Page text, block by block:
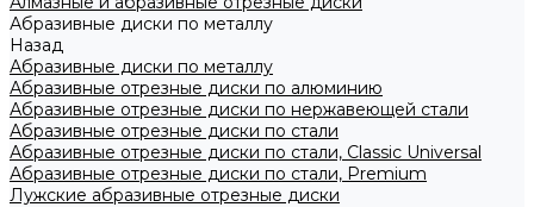
Абразивные диски по металлу
Назад
Абразивные диски по металлу
Абразивные отрезные диски по алюминию
Абразивные отрезные диски по нержавеющей стали
Абразивные отрезные диски по стали
Абразивные отрезные диски по стали, Classic Universal
Абразивные отрезные диски по стали, Premium
Лужские абразивные отрезные диски